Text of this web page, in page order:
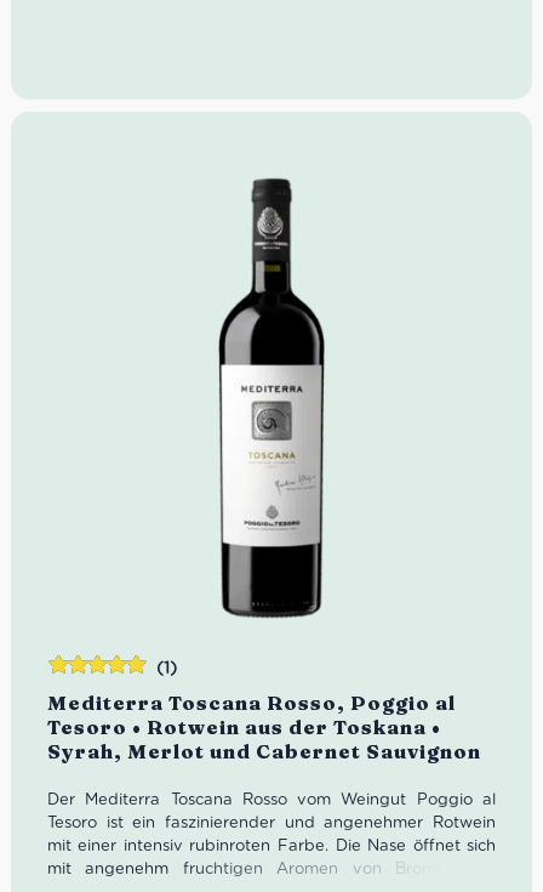
Region:Venetien, Italien
Mediterra Toscana Rosso, Poggio al
Tesoro • Rotwein aus der Toskana •
Syrah, Merlot und Cabernet Sauvignon
(1)
Der Mediterra Toscana Rosso vom Weingut Poggio al
Tesoro ist ein faszinierender und angenehmer Rotwein
mit einer intensiv rubinroten Farbe. Die Nase öffnet sich
mit angenehm fruchtigen Aromen von Brombeeren,
Bewertet
mit 5.00von
5